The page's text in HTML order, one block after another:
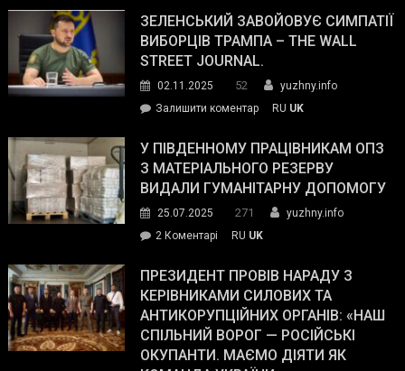
ЗЕЛЕНСЬКИЙ ЗАВОЙОВУЄ СИМПАТІЇ
ВИБОРЦІВ ТРАМПА – THE WALL
STREET JOURNAL.
02.11.2025 52
yuzhny.info
Залишити коментарon
завойовує
симпатії
виборців
The
Street
Journal.
RU UK
У ПІВДЕННОМУ ПРАЦІВНИКАМ ОПЗ
З МАТЕРІАЛЬНОГО РЕЗЕРВУ
ВИДАЛИ ГУМАНІТАРНУ ДОПОМОГУ
25.07.2025 271
yuzhny.info
2 Коментарі
Південному
працівникам
ОПЗ
з
матеріального
резерву
RU UK
ПРЕЗИДЕНТ ПРОВІВ НАРАДУ З
КЕРІВНИКАМИ СИЛОВИХ ТА
АНТИКОРУПЦІЙНИХ ОРГАНІВ: «НАШ
СПІЛЬНИЙ ВОРОГ — РОСІЙСЬКІ
ОКУПАНТИ. МАЄМО ДІЯТИ ЯК